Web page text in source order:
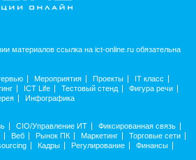
материалов ссылка на ict-online.ru обязательна
Мероприятия Проекты
IT класс
ICT Life Тестовый стенд
Фигура речи
Инфографика
CIO/Управление ИТ
Фиксированная связь
Веб Рынок ПК Маркетинг
Торговые сети
Кадры Регулирование
Финансы